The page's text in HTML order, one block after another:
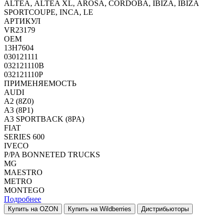
ALTEA, ALTEA XL, AROSA, CORDOBA, IBIZA, IBIZA
SPORTCOUPE, INCA, LE
АРТИКУЛ
VR23179
OEM
13H7604
030121111
032121110B
032121110P
ПРИМЕНЯЕМОСТЬ
AUDI
A2 (8Z0)
A3 (8P1)
A3 SPORTBACK (8PA)
FIAT
SERIES 600
IVECO
P/PA BONNETED TRUCKS
MG
MAESTRO
METRO
MONTEGO
Подробнее
Купить на OZON Купить на Wildberries Дистрибьюторы